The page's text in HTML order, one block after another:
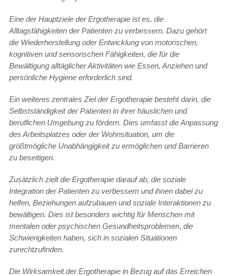
Eine der Hauptziele der Ergotherapie ist es, die
Alltagsfähigkeiten der Patienten zu verbessern. Dazu gehört
die Wiederherstellung oder Entwicklung von motorischen,
kognitiven und sensorischen Fähigkeiten, die für die
Bewältigung alltäglicher Aktivitäten wie Essen, Anziehen und
persönliche Hygiene erforderlich sind.
Ein weiteres zentrales Ziel der Ergotherapie besteht darin, die
Selbstständigkeit der Patienten in ihrer häuslichen und
beruflichen Umgebung zu fördern. Dies umfasst die Anpassung
des Arbeitsplatzes oder der Wohnsituation, um die
größtmögliche Unabhängigkeit zu ermöglichen und Barrieren
zu beseitigen.
Zusätzlich zielt die Ergotherapie darauf ab, die soziale
Integration der Patienten zu verbessern und ihnen dabei zu
helfen, Beziehungen aufzubauen und soziale Interaktionen zu
bewältigen. Dies ist besonders wichtig für Menschen mit
mentalen oder psychischen Gesundheitsproblemen, die
Schwierigkeiten haben, sich in sozialen Situationen
zurechtzufinden.
Die Wirksamkeit der Ergotherapie in Bezug auf das Erreichen